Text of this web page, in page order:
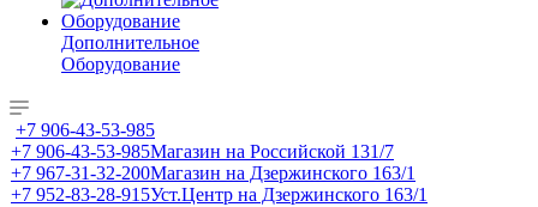
Дополнительное
Оборудование
+7 906-43-53-985
+7 906-43-53-985Магазин на Российской 131/7
+7 967-31-32-200Магазин на Дзержинского 163/1
+7 952-83-28-915Уст.Центр на Дзержинского 163/1